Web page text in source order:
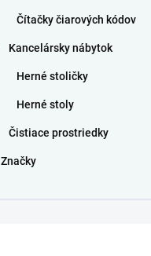
Čítačky čiarových kódov
Kancelársky nábytok
Herné stoličky
Herné stoly
Čistiace prostriedky
Značky